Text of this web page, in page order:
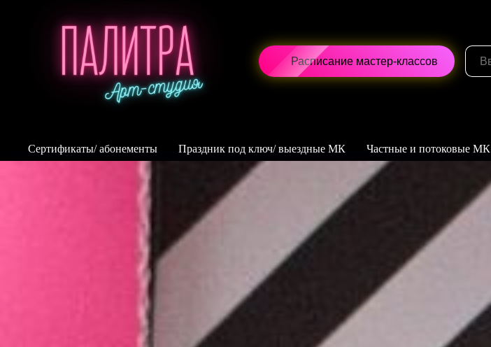
Расписание мастер-классов
Сертификаты/ абонементы Праздник под ключ/ выездные МК Частные и потоковые МК